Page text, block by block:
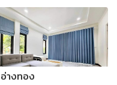
อ่างทอง